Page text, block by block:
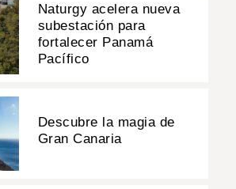
Naturgy acelera nueva
subestación para
fortalecer Panamá
Pacífico
Descubre la magia de
Gran Canaria